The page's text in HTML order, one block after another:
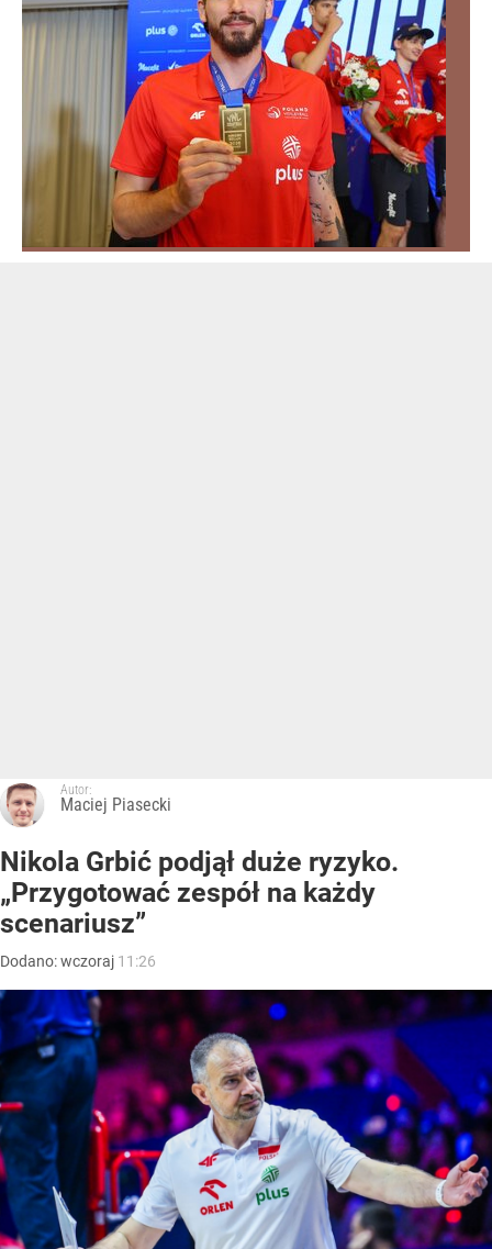
Autor:
Maciej Piasecki
Nikola Grbić podjął duże ryzyko.
„Przygotować zespół na każdy
scenariusz”
Dodano:wczoraj 11:26